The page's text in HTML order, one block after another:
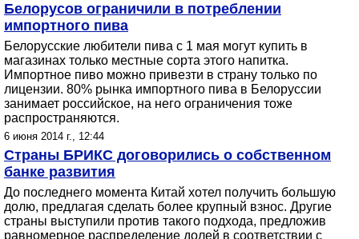
Белорусов ограничили в потреблении
импортного пива
Белорусские любители пива с 1 мая могут купить в
магазинах только местные сорта этого напитка.
Импортное пиво можно привезти в страну только по
лицензии. 80% рынка импортного пива в Белоруссии
занимает российское, на него ограничения тоже
распространяются.
6 июня 2014 г., 12:44
Страны БРИКС договорились о собственном
банке развития
До последнего момента Китай хотел получить большую
долю, предлагая сделать более крупный взнос. Другие
страны выступили против такого подхода, предложив
равномерное распределение долей в соответствии с